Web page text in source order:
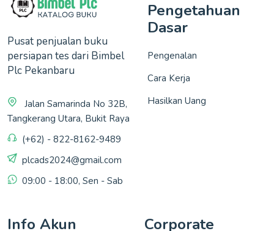
Pusat penjualan buku
persiapan tes dari Bimbel
Plc Pekanbaru
Jalan Samarinda No 32B,
Tangkerang Utara, Bukit Raya
(+62) - 822-8162-9489
plcads2024@gmail.com
09:00 - 18:00, Sen - Sab
Pengetahuan
Dasar
Pengenalan
Cara Kerja
Hasilkan Uang
Info Akun Corporate